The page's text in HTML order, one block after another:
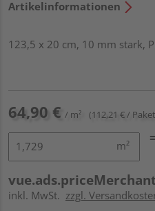
Artikelinformationen
123,5 x 20 cm, 10 mm stark,
64,90 € / m² (112,21 € /
m²
inkl. MwSt. zzgl.